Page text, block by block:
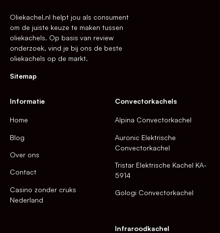
Oliekachel.nl helpt jou als consument
om de juiste keuze te maken tussen
oliekachels. Op basis van review
onderzoek, vind je bij ons de beste
oliekachels op de markt.
Sitemap
Informatie
Home
Blog
Over ons
Contact
Casino zonder cruks
Nederland
Convectorkachels
Alpina Convectorkachel
Auronic Elektrische
Convectorkachel
Tristar Elektrische Kachel KA-
5914
Gologi Convectorkachel
Infraroodkachel